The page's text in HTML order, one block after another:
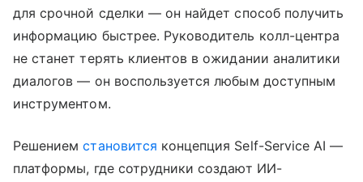
для срочной сделки — он найдет способ получить
информацию быстрее. Руководитель колл-центра
не станет терять клиентов в ожидании аналитики
диалогов — он воспользуется любым доступным
инструментом.
Решениемстановится концепция Self-Service AI —
платформы, где сотрудники создают ИИ-